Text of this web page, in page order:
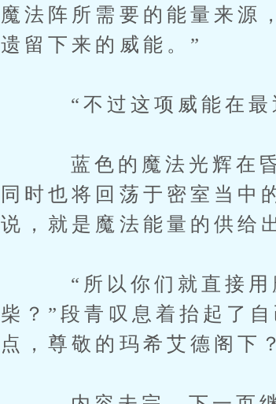
魔法阵所需要的能量来源
遗留下来的威能。”
“不过这项威能在最近
蓝色的魔法光辉在昏
同时也将回荡于密室当中
说，就是魔法能量的供给
“所以你们就直接用魔
柴？”段青叹息着抬起了
点，尊敬的玛希艾德阁下